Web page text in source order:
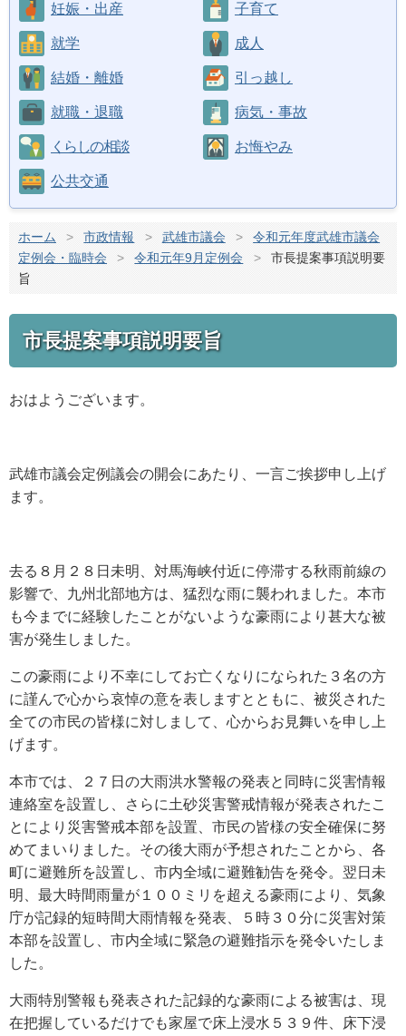
妊娠・出産 子育て
就学 成人
結婚・離婚 引っ越し
就職・退職 病気・事故
くらしの相談 お悔やみ
公共交通
ホーム > 市政情報 > 武雄市議会 >
令和元年度武雄市議会
定例会・臨時会
> 令和元年9月定例会 >
市長提案事項説明要
旨
市長提案事項説明要旨
おはようございます。
武雄市議会定例議会の開会にあたり、一言ご挨拶申し上げ
ます。
去る８月２８日未明、対馬海峡付近に停滞する秋雨前線の
影響で、九州北部地方は、猛烈な雨に襲われました。本市
も今までに経験したことがないような豪雨により甚大な被
害が発生しました。
この豪雨により不幸にしてお亡くなりになられた３名の方
に謹んで心から哀悼の意を表しますとともに、被災された
全ての市民の皆様に対しまして、心からお見舞いを申し上
げます。
本市では、２７日の大雨洪水警報の発表と同時に災害情報
連絡室を設置し、さらに土砂災害警戒情報が発表されたこ
とにより災害警戒本部を設置、市民の皆様の安全確保に努
めてまいりました。その後大雨が予想されたことから、各
町に避難所を設置し、市内全域に避難勧告を発令。翌日未
明、最大時間雨量が１００ミリを超える豪雨により、気象
庁が記録的短時間大雨情報を発表、５時３０分に災害対策
本部を設置し、市内全域に緊急の避難指示を発令いたしま
した。
大雨特別警報も発表された記録的な豪雨による被害は、現
在把握しているだけでも家屋で床上浸水５３９件、床下浸